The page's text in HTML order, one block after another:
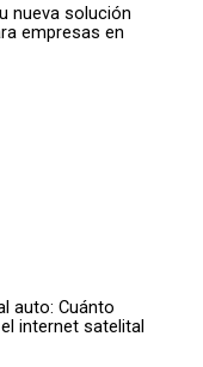
nueva solución
empresas en
auto: Cuánto
internet satelital